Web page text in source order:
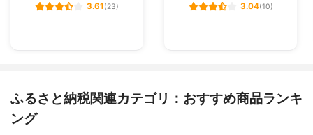
3.61(23) 3.04(10)
ふるさと納税関連カテゴリ：おすすめ商品ランキ
ング